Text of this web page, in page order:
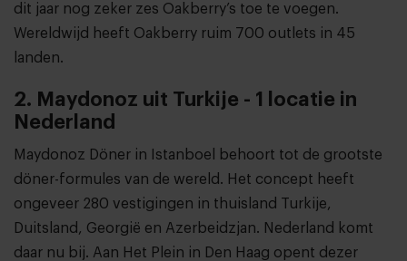
dit jaar nog zeker zes Oakberry’s toe te voegen.
Wereldwijd heeft Oakberry ruim 700 outlets in 45
landen.
2. Maydonoz uit Turkije - 1 locatie in
Nederland
Maydonoz Döner in Istanboel behoort tot de grootste
döner-formules van de wereld. Het concept heeft
ongeveer 280 vestigingen in thuisland Turkije,
Duitsland, Georgië en Azerbeidzjan. Nederland komt
daar nu bij. Aan Het Plein in Den Haag opent dezer